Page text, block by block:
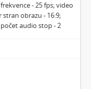
STORY
as Fuck
- 25 fps; video
stran obrazu - 16:9;
audio stop - 2